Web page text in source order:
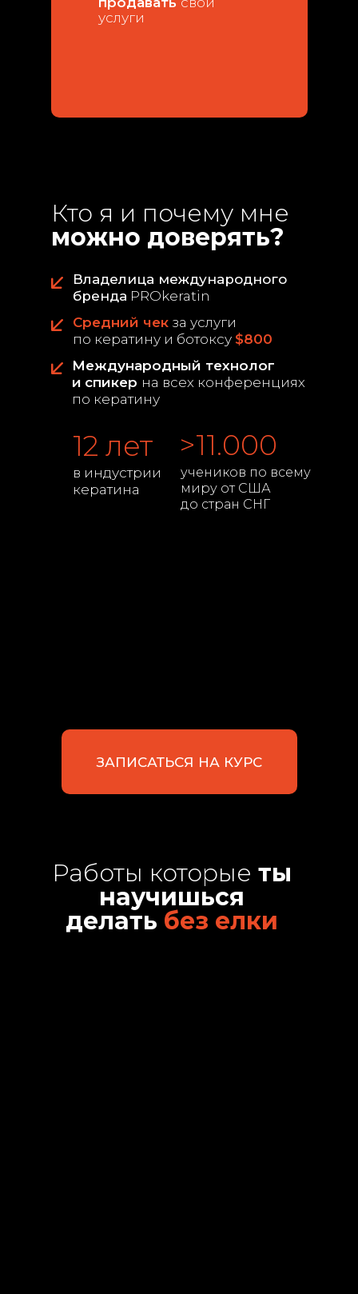
услуги
Кто я и почему мне
можно доверять?
12 лет >11.000
Владелица международного
бренда PROkeratin
в индустрии
кератина
учеников по всему
миру от США
до стран СНГ
Средний чек за услуги
по кератину и ботоксу $800
Международный технолог
и спикер на всех конференциях
по кератину
ЗАПИСАТЬСЯ НА КУРС
Работы которые ты
научишься
делать без елки